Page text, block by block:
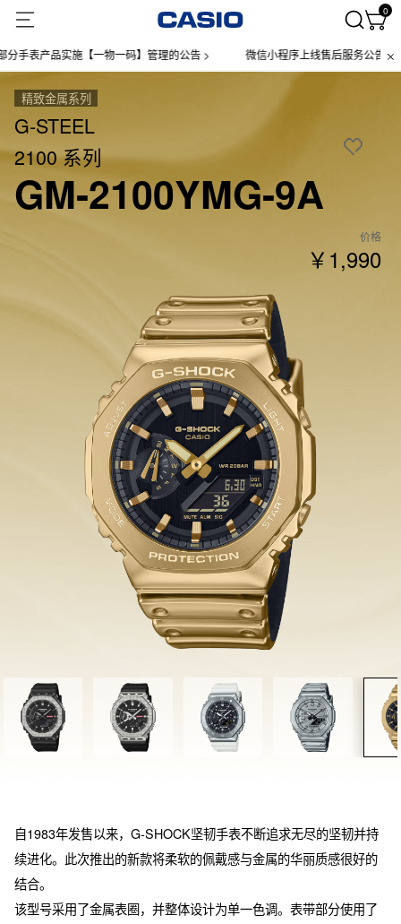
0
产品实施【一物一码】管理的公告 > 微信小程序上线售后服务公告 >
精致金属系列
G-STEEL
2100 系列
GM-2100YMG-9A
价格
￥1,990
自1983年发售以来，G-SHOCK坚韧手表不断追求无尽的坚韧并持
续进化。此次推出的新款将柔软的佩戴感与金属的华丽质感很好的
结合。
该型号采用了金属表圈，并整体设计为单一色调。表带部分使用了